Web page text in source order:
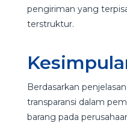
pengiriman yang
terstruktur.
Berdasarkan
transparansi dalam
barang pada